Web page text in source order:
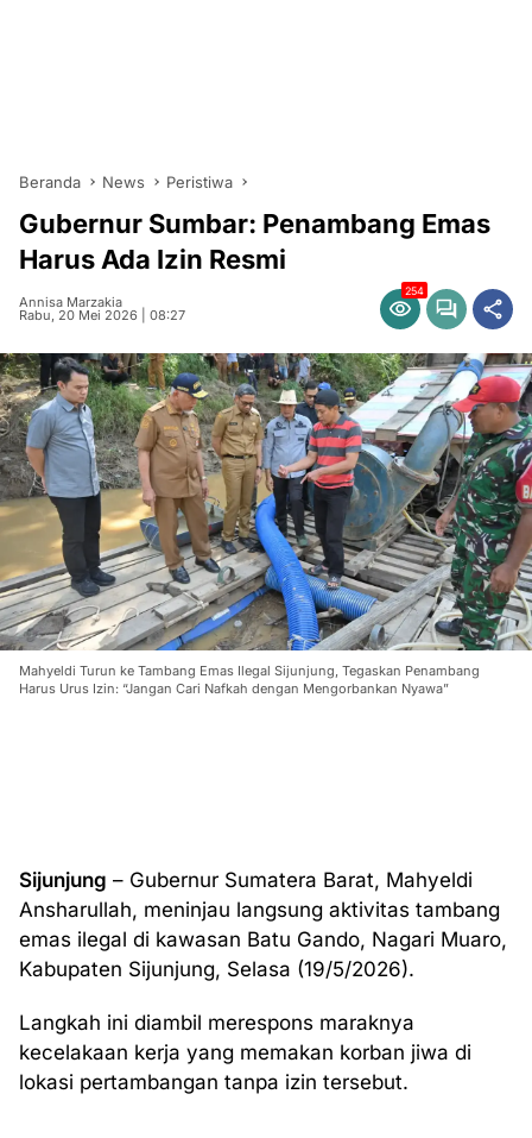
Beranda News Peristiwa
Gubernur Sumbar: Penambang Emas
Harus Ada Izin Resmi
Annisa Marzakia
Rabu, 20 Mei 2026 | 08:27
254
Mahyeldi Turun ke Tambang Emas Ilegal Sijunjung, Tegaskan Penambang
Harus Urus Izin: “Jangan Cari Nafkah dengan Mengorbankan Nyawa”
Sijunjung – Gubernur Sumatera Barat, Mahyeldi
Ansharullah, meninjau langsung aktivitas tambang
emas ilegal di kawasan Batu Gando, Nagari Muaro,
Kabupaten Sijunjung, Selasa (19/5/2026).
Langkah ini diambil merespons maraknya
kecelakaan kerja yang memakan korban jiwa di
lokasi pertambangan tanpa izin tersebut.